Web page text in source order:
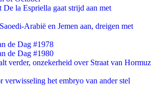
De la Espriella gaat strijd aan met
Arabië en Jemen aan, dreigen met
de Dag #1978
de Dag #1980
verder, onzekerheid over Straat van Hormuz
het embryo van ander stel